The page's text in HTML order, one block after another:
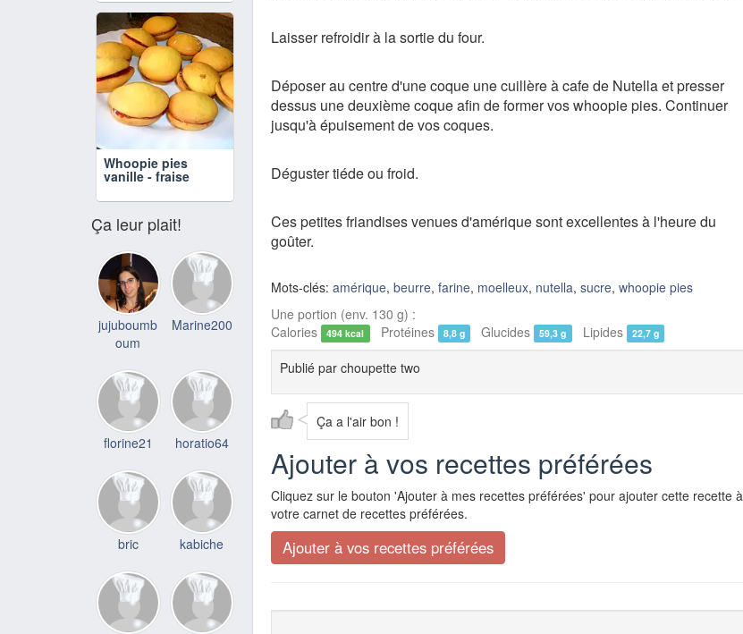
Laisser refroidir à la sortie du four.
Déposer au centre d'une coque une cuillère à cafe de Nutella et presser
dessus une deuxième coque afin de former vos whoopie pies. Continuer
jusqu'à épuisement de vos coques.
Déguster tiéde ou froid.
Ces petites friandises venues d'amérique sont excellentes à l'heure du
goûter.
Mots-clés: amérique, beurre, farine, moelleux, nutella, sucre, whoopie pies
Une portion (env. 130 g) :
Calories
494 kcal Protéines 8,8 g Glucides 59,3 g Lipides 22,7 g
Publié par choupette two
Ça a l'air bon !
Ajouter à vos recettes préférées
Cliquez sur le bouton 'Ajouter à mes recettes préférées' pour ajouter cette recette à
votre carnet de recettes préférées.
Whoopie pies
vanille - fraise
Ça leur plait!
jujuboumb
oum
Marine200
florine21 horatio64
bric kabiche